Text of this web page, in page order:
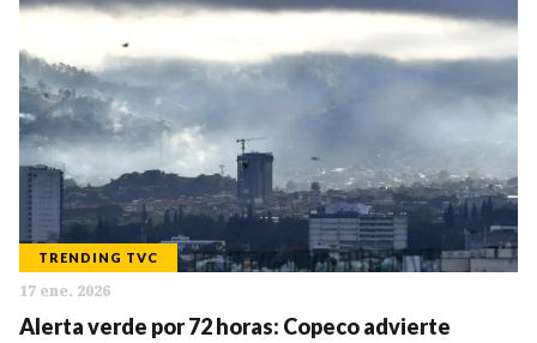
TRENDING TVC
17 ene. 2026
Alerta verde por 72 horas: Copeco advierte